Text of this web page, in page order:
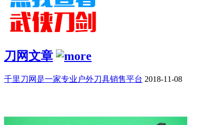
刀网文章
千里刀网是一家专业户外刀具销售平台 2018-11-08